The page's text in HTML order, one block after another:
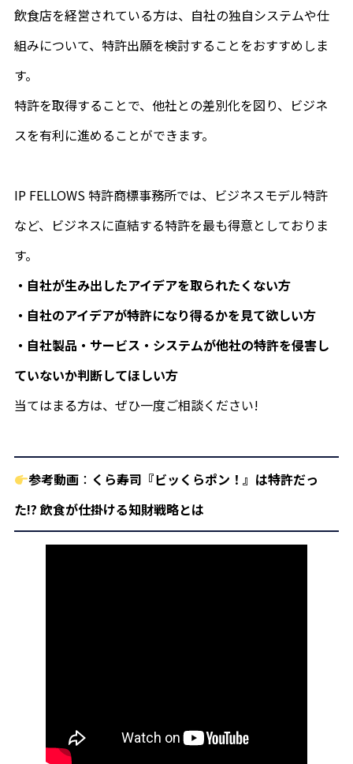
飲食店を経営されている方は、自社の独自システムや仕
組みについて、特許出願を検討することをおすすめしま
す。
特許を取得することで、他社との差別化を図り、ビジネ
スを有利に進めることができます。
IP FELLOWS 特許商標事務所では、ビジネスモデル特許
など、ビジネスに直結する特許を最も得意としておりま
す。
・自社が生み出したアイデアを取られたくない方
・自社のアイデアが特許になり得るかを見て欲しい方
・自社製品・サービス・システムが他社の特許を侵害し
ていないか判断してほしい方
当てはまる方は、ぜひ一度ご相談ください!
参考動画 ： くら寿司『ビッくらポン！』は特許だっ
た!? 飲食が仕掛ける知財戦略とは